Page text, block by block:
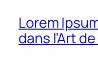
Lorem
dans l’Art